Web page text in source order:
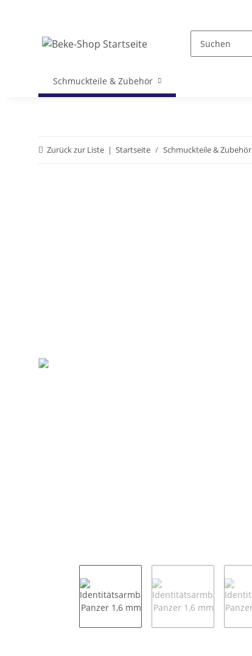
Schmuckteile & Zubehör
Zurück zur Liste Startseite Schmuckteile & Zubehör